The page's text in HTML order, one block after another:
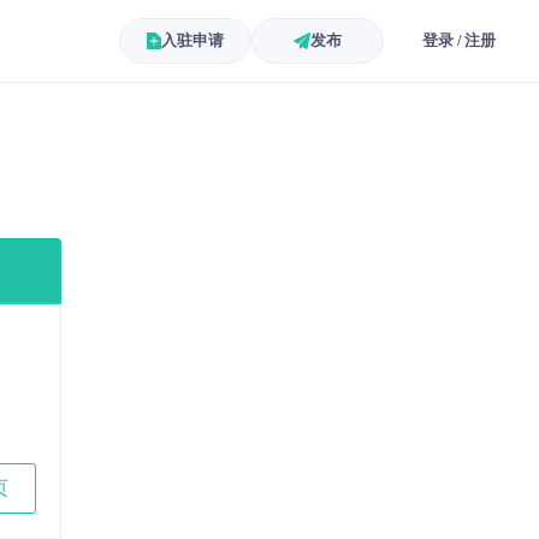
入驻申请 发布 登录 / 注册